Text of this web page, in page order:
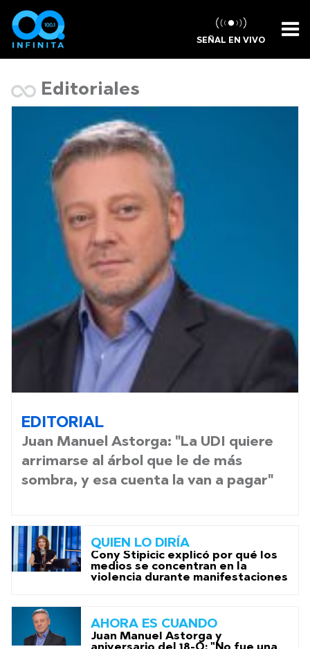
SEÑAL EN VIVO
Editoriales
EDITORIAL
Juan Manuel Astorga: "La UDI quiere
arrimarse al árbol que le de más
sombra, y esa cuenta la van a pagar"
QUIEN LO DIRÍA
Cony Stipicic explicó por qué los
medios se concentran en la
violencia durante manifestaciones
AHORA ES CUANDO
Juan Manuel Astorga y